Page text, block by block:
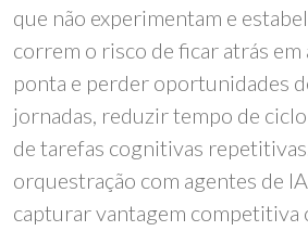
que não experimentam e
correm o risco de ficar atrás em
ponta e perder oportunidades
jornadas, reduzir tempo de
de tarefas cognitivas
orquestração com agentes de
capturar vantagem competitiva